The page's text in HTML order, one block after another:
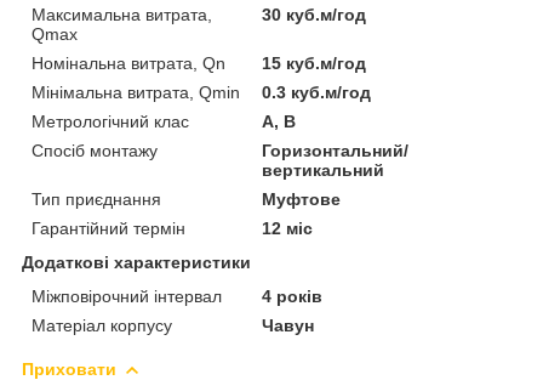
Максимальна витрата,
Qmax
30 куб.м/год
Номінальна витрата, Qn
15 куб.м/год
Мінімальна витрата, Qmin
0.3 куб.м/год
Метрологічний клас
А, В
Спосіб монтажу
Горизонтальний/
вертикальний
Тип приєднання
Муфтове
Гарантійний термін
12 міс
Додаткові характеристики
Міжповірочний інтервал
4 років
Матеріал корпусу
Чавун
Приховати